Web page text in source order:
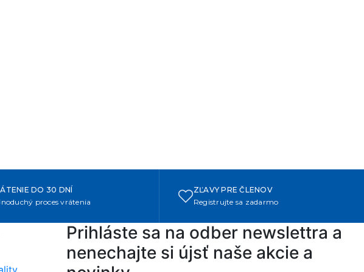
DO 30 DNÍ
proces vrátenia
ZĽAVY PRE ČLENOV
Registrujte sa zadarmo
Prihláste sa na odber newslettra a
nenechajte si újsť naše akcie a